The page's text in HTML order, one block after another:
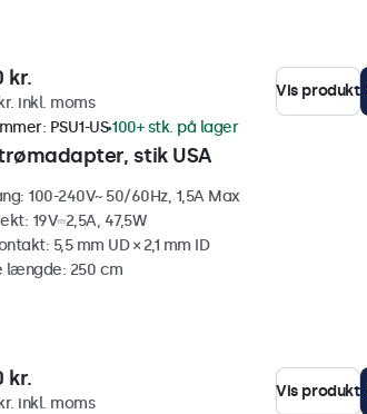
kr.
inkl. moms
Vis produkt
stik USA
PSU1-US 100+ stk. på lager
100-240V~ 50/60Hz, 1,5A Max
19V⎓2,5A, 47,5W
5,5 mm UD × 2,1 mm ID
længde: 250 cm
kr.
inkl. moms
Vis produkt